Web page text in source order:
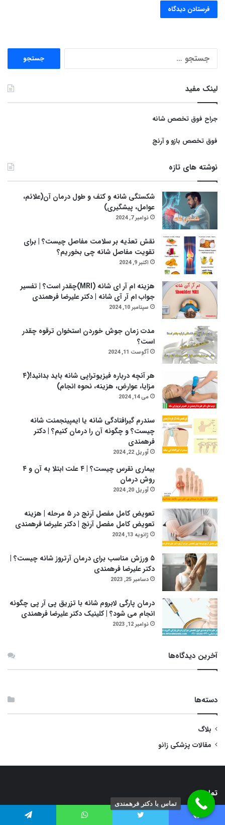
لینک مفید
جراح فوق تخصص شانه
فوق تخصص بازو و آرنج
نوشته های تازه
شکستگی شانه و کتف و طول درمان آن(علائم،
عوامل، پیشگیری)
نوامبر 7, 2024
نقش تعذیه بر سلامت مفاصل چیست؟ | برای
تقویت مفاصل شانه چی بخوریم؟
اکتبر 9, 2024
هزینه ام آر ای شانه (MRI)چقدر است؟ | تفسیر
جواب ام آر آی شانه | دکتر علیرضا فرهمندی
سپتامبر 10, 2024
مدت زمان جوش خوردن استخوان ترقوه چقدر
است؟
آگوست 11, 2024
هر آنچه درباره فیزیوتراپی شانه باید بدانید!(۴
مزایا، عوارض، هزینه، نحوه انجام)
می 14, 2024
سندرم گیرافتادگی شانه یا ایمپینجمنت شانه
چیست؟ و چگونه آن را درمان کنیم؟ | دکتر
فرهمندی
آوریل 22, 2024
بیماری نقرس چیست؟ | ۴ علت ابتلا به آن و ۴
روش درمان
آوریل 20, 2024
تعویض کامل مفصل آرنج در ۵ مرحله | هزینه
تعویض کامل مفصل آرنج | دکتر علیرضا فرهمندی
ژانویه 13, 2024
۵ ورزش مناسب برای درمان آرتروز شانه چیست؟ |
دکتر علیرضا فرهمندی
دسامبر 25, 2023
درمان پارگی لابروم شانه با تزریق پی آر پی چگونه
انجام می شود؟ | کلینیک دکتر علیرضا فرهمندی
نوامبر 12, 2023
آخرین دیدگاه‌ها
دسته‌ها
بلاگ
مقالات پزشکی زانو
تماس :
تهران، خیابان شیخ بهایی جنوبی،پايين تر از پل حكيم، بلوار آزادگان، نبش
تماس با دکتر فرهمندی